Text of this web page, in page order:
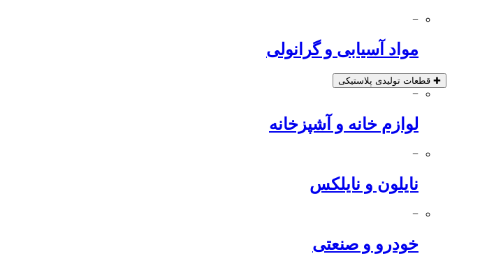
−
مواد آسیابی و گرانولی
✚ قطعات تولیدی پلاستیکی
−
لوازم خانه و آشپزخانه
−
نایلون و نایلکس
−
خودرو و صنعتی